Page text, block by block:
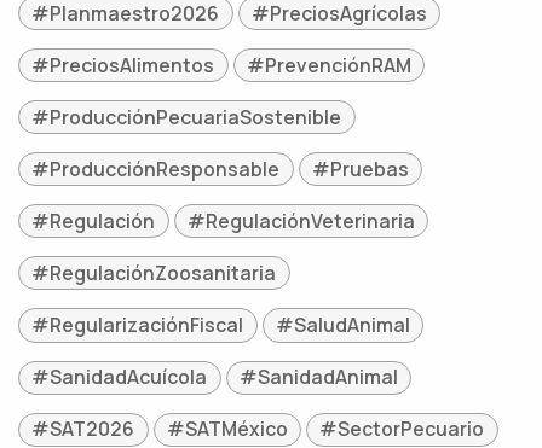
#Planmaestro2026
#PreciosAgrícolas
#PreciosAlimentos
#PrevenciónRAM
#ProducciónPecuariaSostenible
#ProducciónResponsable
#Pruebas
#Regulación
#RegulaciónVeterinaria
#RegulaciónZoosanitaria
#RegularizaciónFiscal
#SaludAnimal
#SanidadAcuícola
#SanidadAnimal
#SAT2026
#SATMéxico
#SectorPecuario